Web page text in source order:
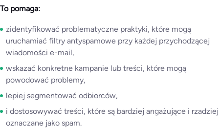
To pomaga:
zidentyfikować problematyczne praktyki, które mogą
uruchamiać filtry antyspamowe przy każdej przychodzącej
wiadomości e-mail,
wskazać konkretne kampanie lub treści, które mogą
powodować problemy,
lepiej segmentować odbiorców,
i dostosowywać treści, które są bardziej angażujące i rzadziej
oznaczane jako spam.